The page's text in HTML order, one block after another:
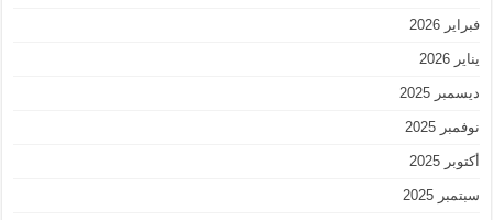
فبراير 2026
يناير 2026
ديسمبر 2025
نوفمبر 2025
أكتوبر 2025
سبتمبر 2025